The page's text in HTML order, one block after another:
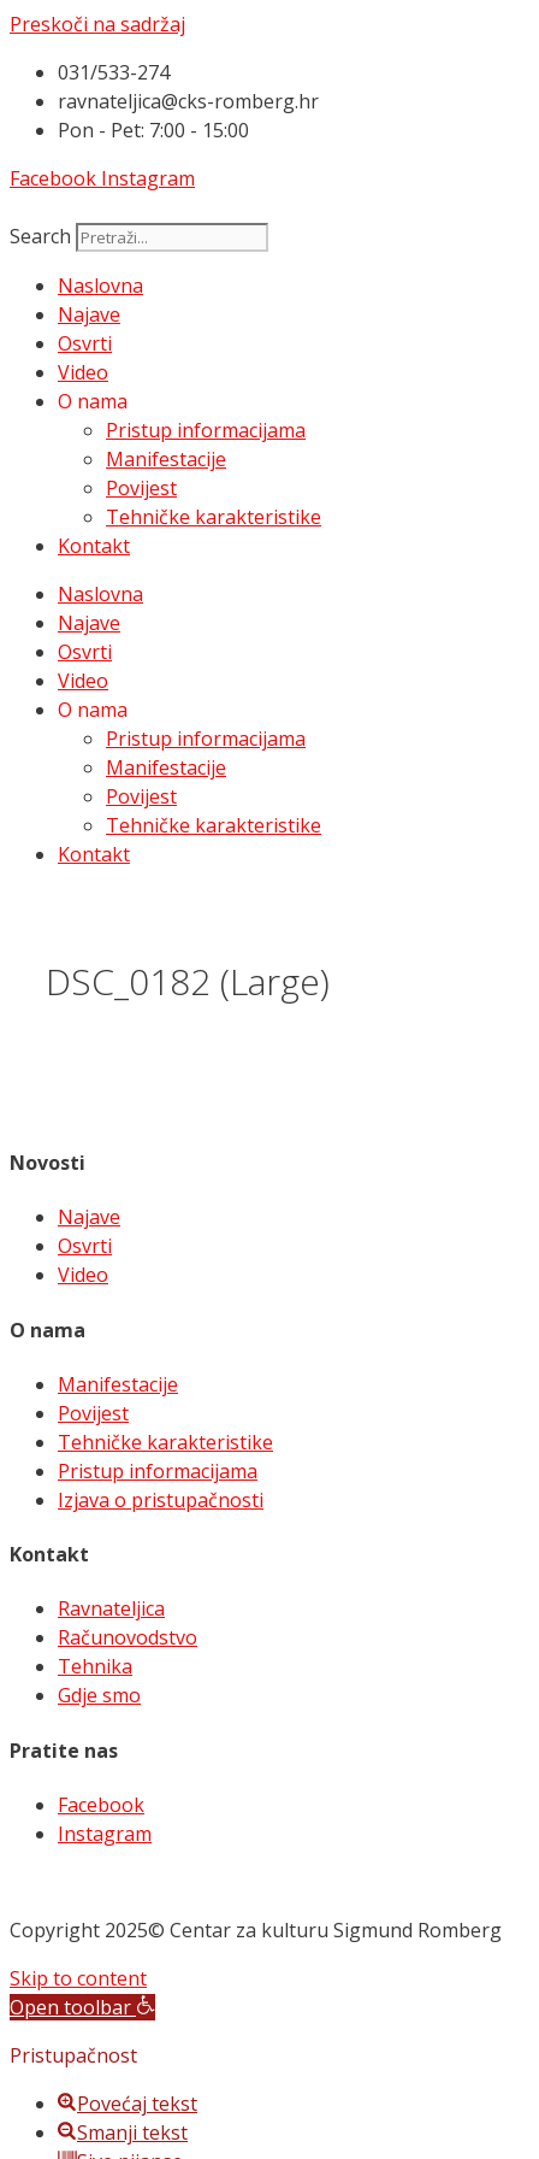
Preskoči na sadržaj
031/533-274
ravnateljica@cks-romberg.hr
Pon - Pet: 7:00 - 15:00
Facebook Instagram
Search
Naslovna
Najave
Osvrti
Video
O nama
Pristup informacijama
Manifestacije
Povijest
Tehničke karakteristike
Kontakt
Naslovna
Najave
Osvrti
Video
O nama
Pristup informacijama
Manifestacije
Povijest
Tehničke karakteristike
Kontakt
DSC_0182 (Large)
Novosti
Najave
Osvrti
Video
O nama
Manifestacije
Povijest
Tehničke karakteristike
Pristup informacijama
Izjava o pristupačnosti
Kontakt
Ravnateljica
Računovodstvo
Tehnika
Gdje smo
Pratite nas
Facebook
Instagram
Copyright 2025© Centar za kulturu Sigmund Romberg
Skip to content
Open toolbar
Pristupačnost
Povećaj tekst
Smanji tekst